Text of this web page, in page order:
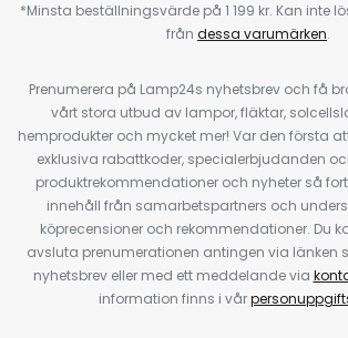
*Minsta beställningsvärde på 1 199 kr. Kan inte
från dessa varumärken.
Prenumerera på Lamp24s nyhetsbrev och få
vårt stora utbud av lampor, fläktar,
hemprodukter och mycket mer! Var den första
exklusiva rabattkoder, specialerbjudanden
produktrekommendationer och nyheter så
innehåll från samarbetspartners och
köprecensioner och rekommendationer. Du
avsluta prenumerationen antingen via länken
nyhetsbrev eller med ett meddelande via
information finns i vår